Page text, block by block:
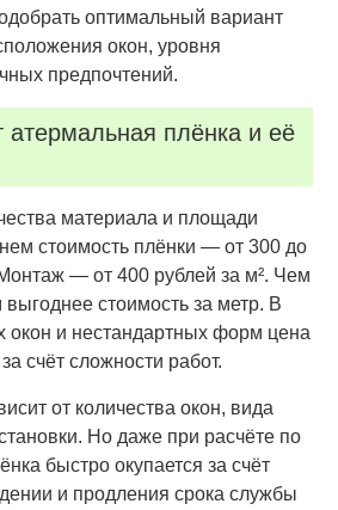
оптимальный вариант
окон, уровня
предпочтений.
атермальная плёнка и её
материала и площади
стоимость плёнки — от 300 до
— от 400 рублей за м². Чем
стоимость за метр. В
окон и нестандартных форм цена
счёт сложности работ.
от количества окон, вида
Но даже при расчёте по
быстро окупается за счёт
и продления срока службы